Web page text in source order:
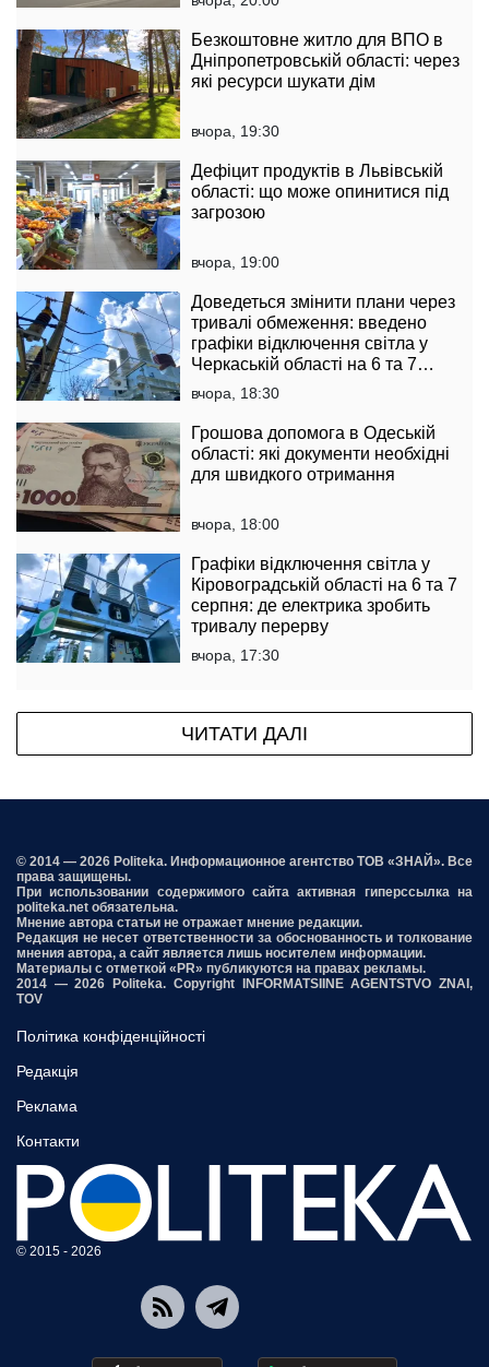
Безкоштовне житло для ВПО в
Дніпропетровській області: через
які ресурси шукати дім
вчора, 19:30
Дефіцит продуктів в Львівській
області: що може опинитися під
загрозою
вчора, 19:00
Доведеться змінити плани через
тривалі обмеження: введено
графіки відключення світла у
Черкаській області на 6 та 7
серпня
вчора, 18:30
Грошова допомога в Одеській
області: які документи необхідні
для швидкого отримання
вчора, 18:00
Графіки відключення світла у
Кіровоградській області на 6 та 7
серпня: де електрика зробить
тривалу перерву
вчора, 17:30
ЧИТАТИ ДАЛІ
© 2014 — 2026 Politeka. Информационное агентство ТОВ «ЗНАЙ». Все
права защищены.
При использовании содержимого сайта активная гиперссылка на
politeka.net обязательна.
Мнение автора статьи не отражает мнение редакции.
Редакция не несет ответственности за обоснованность и толкование
мнения автора, а сайт является лишь носителем информации.
Материалы с отметкой «PR» публикуются на правах рекламы.
2014 — 2026 Politeka. Copyright INFORMATSIINE AGENTSTVO ZNAI,
TOV
Політика конфіденційності
Редакція
Реклама
Контакти
© 2015 - 2026